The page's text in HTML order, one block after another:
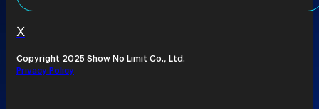
X
Copyright 2025 Show No Limit Co., Ltd.
Privacy Policy